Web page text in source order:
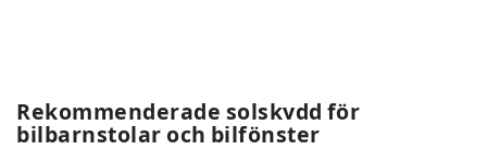
Rekommenderade solskydd för
bilbarnstolar och bilfönster